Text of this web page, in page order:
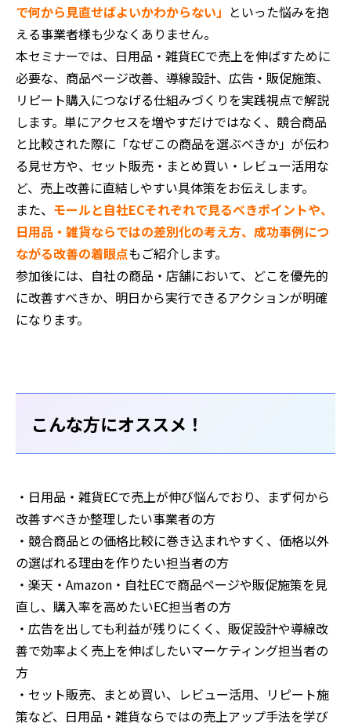
で何から見直せばよいかわからない」 といった悩みを抱
える事業者様も少なくありません。
本セミナーでは、日用品・雑貨ECで売上を伸ばすために
必要な、商品ページ改善、導線設計、広告・販促施策、
リピート購入につなげる仕組みづくりを実践視点で解説
します。単にアクセスを増やすだけではなく、競合商品
と比較された際に「なぜこの商品を選ぶべきか」が伝わ
る見せ方や、セット販売・まとめ買い・レビュー活用な
ど、売上改善に直結しやすい具体策をお伝えします。
また、 モールと自社ECそれぞれで見るべきポイントや、
日用品・雑貨ならではの差別化の考え方、成功事例につ
ながる改善の着眼点もご紹介します。
参加後には、自社の商品・店舗において、どこを優先的
に改善すべきか、明日から実行できるアクションが明確
になります。
こんな方にオススメ！
・日用品・雑貨ECで売上が伸び悩んでおり、まず何から
改善すべきか整理したい事業者の方
・競合商品との価格比較に巻き込まれやすく、価格以外
の選ばれる理由を作りたい担当者の方
・楽天・Amazon・自社ECで商品ページや販促施策を見
直し、購入率を高めたいEC担当者の方
・広告を出しても利益が残りにくく、販促設計や導線改
善で効率よく売上を伸ばしたいマーケティング担当者の
方
・セット販売、まとめ買い、レビュー活用、リピート施
策など、日用品・雑貨ならではの売上アップ手法を学び